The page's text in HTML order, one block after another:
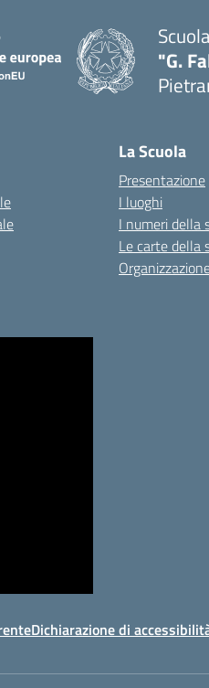
"G.
La Scuola
Presentazione
I luoghi
I numeri della
Le carte della
Dichiarazione di